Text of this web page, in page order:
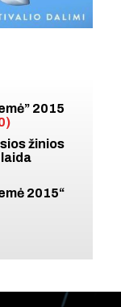
2015
žinios
2015“